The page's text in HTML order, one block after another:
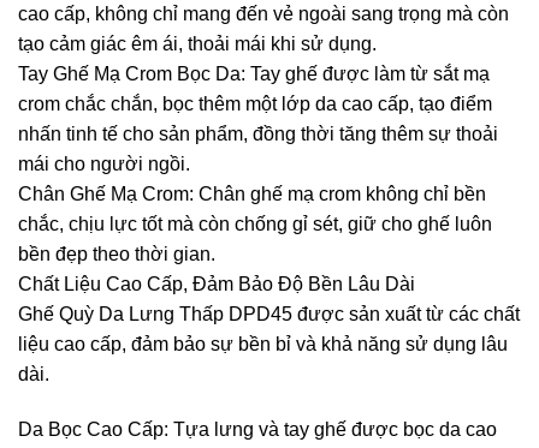
cao cấp, không chỉ mang đến vẻ ngoài sang trọng mà còn
tạo cảm giác êm ái, thoải mái khi sử dụng.
Tay Ghế Mạ Crom Bọc Da: Tay ghế được làm từ sắt mạ
crom chắc chắn, bọc thêm một lớp da cao cấp, tạo điểm
nhấn tinh tế cho sản phẩm, đồng thời tăng thêm sự thoải
mái cho người ngồi.
Chân Ghế Mạ Crom: Chân ghế mạ crom không chỉ bền
chắc, chịu lực tốt mà còn chống gỉ sét, giữ cho ghế luôn
bền đẹp theo thời gian.
Chất Liệu Cao Cấp, Đảm Bảo Độ Bền Lâu Dài
Ghế Quỳ Da Lưng Thấp DPD45 được sản xuất từ các chất
liệu cao cấp, đảm bảo sự bền bỉ và khả năng sử dụng lâu
dài.
Da Bọc Cao Cấp: Tựa lưng và tay ghế được bọc da cao